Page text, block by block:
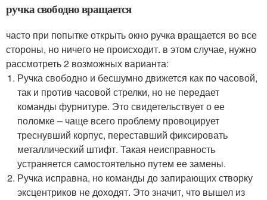
ручка свободно вращается
часто при попытке открыть окно ручка вращается во все
стороны, но ничего не происходит. в этом случае, нужно
рассмотреть 2 возможных варианта:
Ручка свободно и бесшумно движется как по часовой,
так и против часовой стрелки, но не передает
команды фурнитуре. Это свидетельствует о ее
поломке – чаще всего проблему провоцирует
треснувший корпус, переставший фиксировать
металлический штифт. Такая неисправность
устраняется самостоятельно путем ее замены.
Ручка исправна, но команды до запирающих створку
эксцентриков не доходят. Это значит, что вышел из